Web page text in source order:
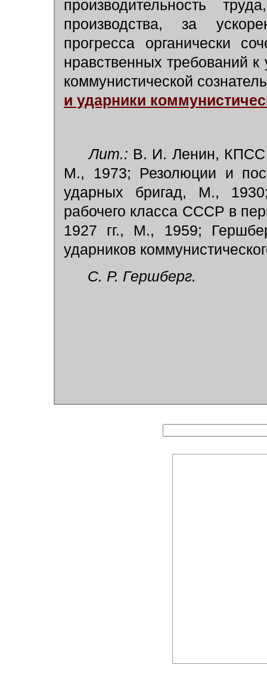
производительность
производства, за
прогресса органически
нравственных требований
коммунистической
и ударники
Лит.: В. И. Ленин, КПСС
М., 1973; Резолюции и
ударных бригад, М.,
рабочего класса СССР в
1927 гг., М., 1959;
ударников
С. Р. Гершберг.